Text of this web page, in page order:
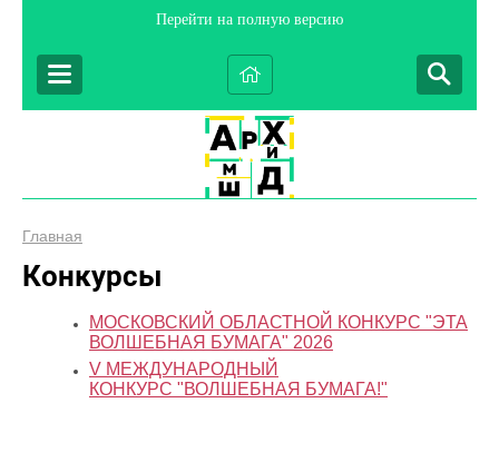
Перейти на полную версию
Главная
Конкурсы
МОСКОВСКИЙ ОБЛАСТНОЙ КОНКУРС "ЭТА
ВОЛШЕБНАЯ БУМАГА" 2026
V МЕЖДУНАРОДНЫЙ
КОНКУРС "ВОЛШЕБНАЯ БУМАГА!"